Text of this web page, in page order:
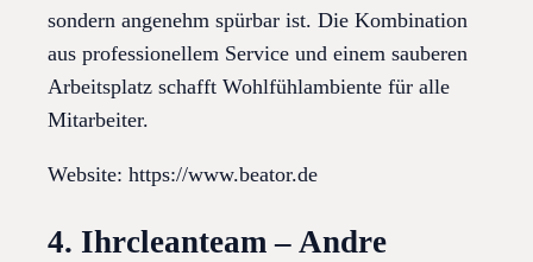
sondern angenehm spürbar ist. Die Kombination
aus professionellem Service und einem sauberen
Arbeitsplatz schafft Wohlfühlambiente für alle
Mitarbeiter.
Website: https://www.beator.de
4. Ihrcleanteam – Andre